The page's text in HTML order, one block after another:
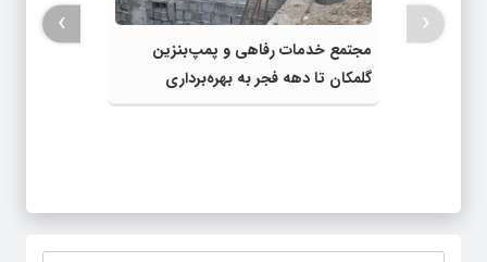
مجتمع خدمات رفاهی و پمپ‌بنزین
گلمکان تا دهه فجر به بهره‌برداری
می‌رسد
‹
›